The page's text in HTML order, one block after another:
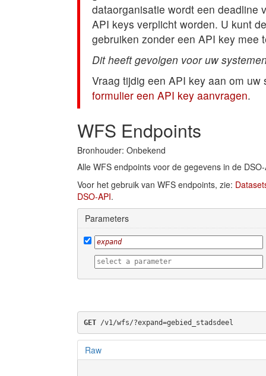
dataorganisatie wordt een deadline
API keys verplicht worden. U kunt
gebruiken zonder een API key mee
Dit heeft gevolgen voor uw
Vraag tijdig een API key aan om
formulier een API key aanvragen.
WFS Endpoints
Bronhouder: Onbekend
Alle WFS endpoints voor de gegevens in de
Voor het gebruik van WFS endpoints, zie:
DSO-API.
Parameters
GET /v1/wfs/?expand=gebied_stadsdeel
Raw